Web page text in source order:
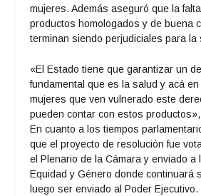
mujeres. Además aseguró que la
productos homologados y de buena
terminan siendo perjudiciales para la
«El Estado tiene que garantizar un
fundamental que es la salud y acá
mujeres que ven vulnerado este
pueden contar con estos productos»,
En cuanto a los tiempos
que el proyecto de resolución fue
el Plenario de la Cámara y enviado a
Equidad y Género donde continuará
luego ser enviado al Poder Ejecutivo.